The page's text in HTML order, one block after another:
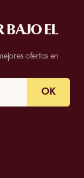
EL
ofertas en
OK